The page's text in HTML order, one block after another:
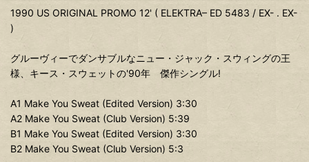
1990 US ORIGINAL PROMO 12' ( ELEKTRA– ED 5483 / EX- . EX-
)
グルーヴィーでダンサブルなニュー・ジャック・スウィングの王
様、キース・スウェットの'90年 傑作シングル!
A1 Make You Sweat (Edited Version) 3:30
A2 Make You Sweat (Club Version) 5:39
B1 Make You Sweat (Edited Version) 3:30
B2 Make You Sweat (Club Version) 5:3